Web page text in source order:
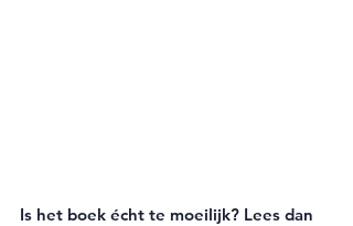
Is het boek écht te moeilijk? Lees dan